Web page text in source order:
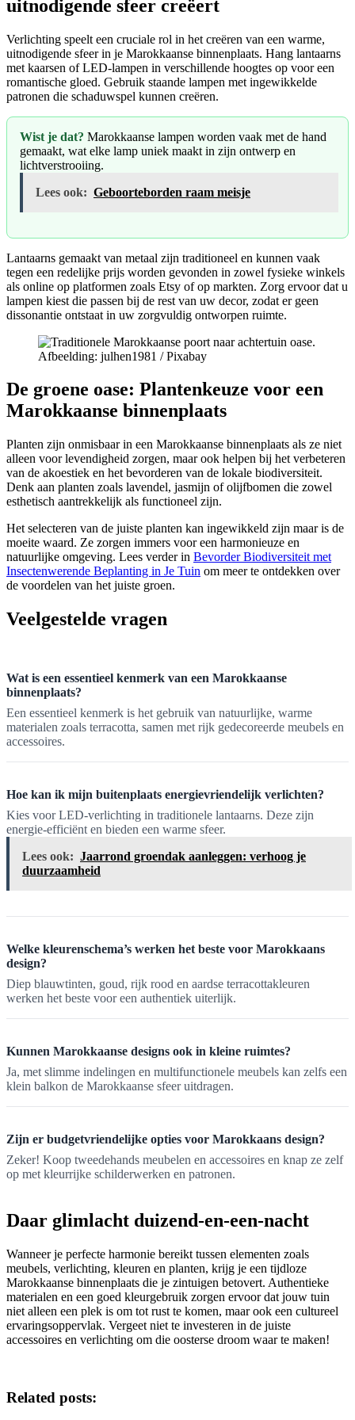
uitnodigende sfeer creëert
Verlichting speelt een cruciale rol in het creëren van een warme,
uitnodigende sfeer in je Marokkaanse binnenplaats. Hang lantaarns
met kaarsen of LED-lampen in verschillende hoogtes op voor een
romantische gloed. Gebruik staande lampen met ingewikkelde
patronen die schaduwspel kunnen creëren.
Wist je dat? Marokkaanse lampen worden vaak met de hand
gemaakt, wat elke lamp uniek maakt in zijn ontwerp en
lichtverstrooiing.
Lees ook: Geboorteborden raam meisje
Lantaarns gemaakt van metaal zijn traditioneel en kunnen vaak
tegen een redelijke prijs worden gevonden in zowel fysieke winkels
als online op platformen zoals Etsy of op markten. Zorg ervoor dat u
lampen kiest die passen bij de rest van uw decor, zodat er geen
dissonantie ontstaat in uw zorgvuldig ontworpen ruimte.
Afbeelding: julhen1981 / Pixabay
De groene oase: Plantenkeuze voor een
Marokkaanse binnenplaats
Planten zijn onmisbaar in een Marokkaanse binnenplaats als ze niet
alleen voor levendigheid zorgen, maar ook helpen bij het verbeteren
van de akoestiek en het bevorderen van de lokale biodiversiteit.
Denk aan planten zoals lavendel, jasmijn of olijfbomen die zowel
esthetisch aantrekkelijk als functioneel zijn.
Het selecteren van de juiste planten kan ingewikkeld zijn maar is de
moeite waard. Ze zorgen immers voor een harmonieuze en
natuurlijke omgeving. Lees verder in Bevorder Biodiversiteit met
Insectenwerende Beplanting in Je Tuin om meer te ontdekken over
de voordelen van het juiste groen.
Veelgestelde vragen
Wat is een essentieel kenmerk van een Marokkaanse
binnenplaats?
Een essentieel kenmerk is het gebruik van natuurlijke, warme
materialen zoals terracotta, samen met rijk gedecoreerde meubels en
accessoires.
Hoe kan ik mijn buitenplaats energievriendelijk verlichten?
Kies voor LED-verlichting in traditionele lantaarns. Deze zijn
energie-efficiënt en bieden een warme sfeer.
Lees ook: Jaarrond groendak aanleggen: verhoog je
duurzaamheid
Welke kleurenschema’s werken het beste voor Marokkaans
design?
Diep blauwtinten, goud, rijk rood en aardse terracottakleuren
werken het beste voor een authentiek uiterlijk.
Kunnen Marokkaanse designs ook in kleine ruimtes?
Ja, met slimme indelingen en multifunctionele meubels kan zelfs een
klein balkon de Marokkaanse sfeer uitdragen.
Zijn er budgetvriendelijke opties voor Marokkaans design?
Zeker! Koop tweedehands meubelen en accessoires en knap ze zelf
op met kleurrijke schilderwerken en patronen.
Daar glimlacht duizend-en-een-nacht
Wanneer je perfecte harmonie bereikt tussen elementen zoals
meubels, verlichting, kleuren en planten, krijg je een tijdloze
Marokkaanse binnenplaats die je zintuigen betovert. Authentieke
materialen en een goed kleurgebruik zorgen ervoor dat jouw tuin
niet alleen een plek is om tot rust te komen, maar ook een cultureel
ervaringsoppervlak. Vergeet niet te investeren in de juiste
accessoires en verlichting om die oosterse droom waar te maken!
Related posts: